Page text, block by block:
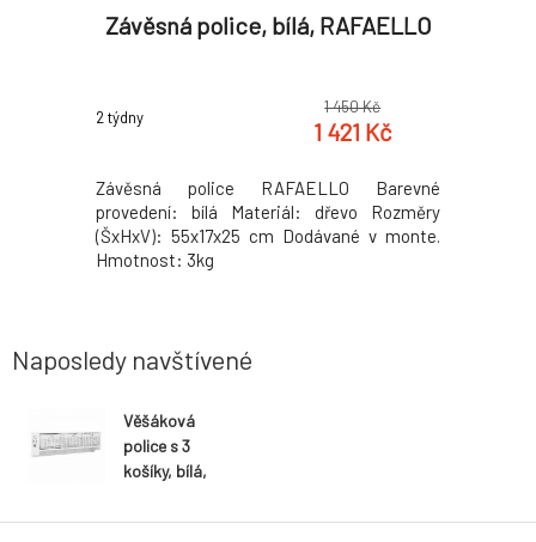
Závěsná police, bílá, RAFAELLO
2 týdny
1 450 Kč
1 421 Kč
Závěsná police RAFAELLO Barevné
provedení: bílá Materiál: dřevo Rozměry
(ŠxHxV): 55x17x25 cm Dodávané v monte.
Hmotnost: 3kg
Naposledy navštívené
Věšáková
police s 3
košíky, bílá,